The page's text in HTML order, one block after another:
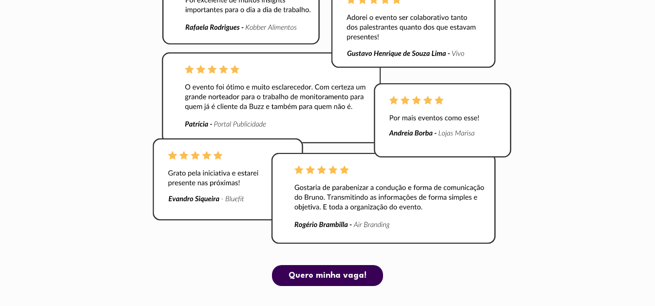
Quero minha vaga!